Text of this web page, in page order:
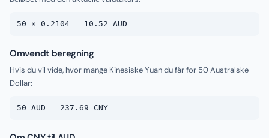
50 × 0.2104 = 10.52 AUD
Omvendt beregning
Hvis du vil vide, hvor mange Kinesiske Yuan du får for 50 Australske
Dollar:
50 AUD = 237.69 CNY